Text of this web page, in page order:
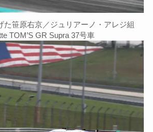
た笹原右京／ジュリアーノ・アレジ組
TOM’S GR Supra 37号車